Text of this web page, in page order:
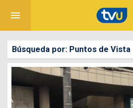
menu
Búsqueda por: Puntos de Vista